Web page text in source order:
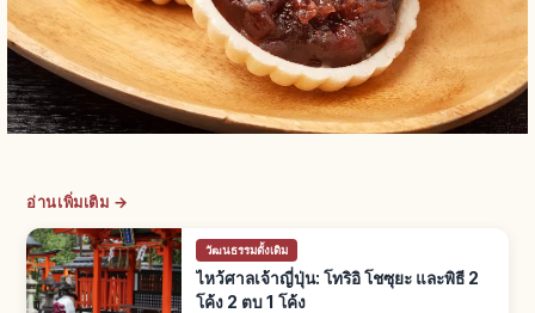
อ่านเพิ่มเติม →
วัฒนธรรมดั้งเดิม
ไหว้ศาลเจ้าญี่ปุ่น: โทริอิ โชซุยะ และพิธี 2
โค้ง 2 ตบ 1 โค้ง